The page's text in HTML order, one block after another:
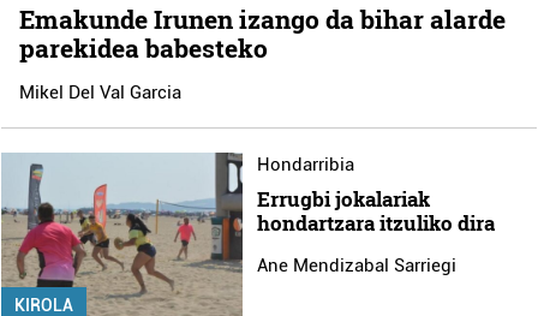
Emakunde Irunen izango da bihar alarde
parekidea babesteko
Mikel Del Val Garcia
KIROLA
Hondarribia
Errugbi jokalariak
hondartzara itzuliko dira
Ane Mendizabal Sarriegi